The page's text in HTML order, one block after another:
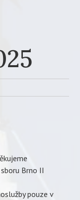
Brno II
pouze v